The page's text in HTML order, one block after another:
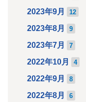
2023年9月 12
2023年8月 9
2023年7月 7
2022年10月 4
2022年9月 8
2022年8月 6